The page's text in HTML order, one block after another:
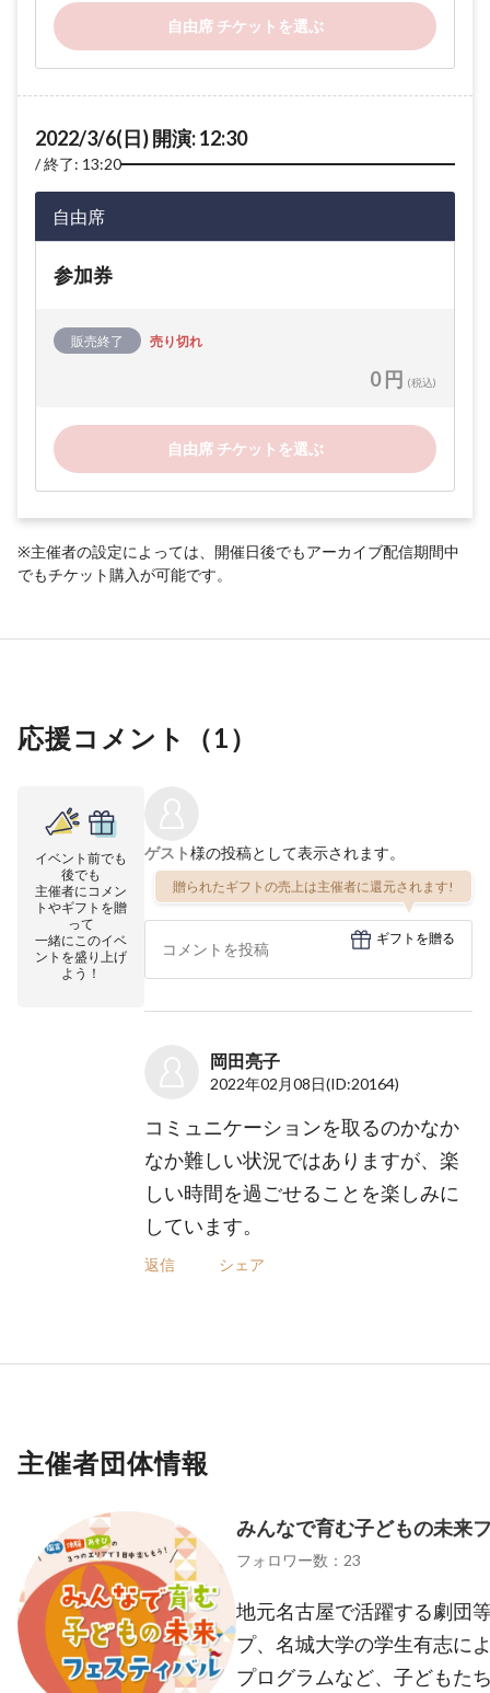
自由席 チケットを選ぶ
2022/3/6(日) 開演: 12:30
終了: 13:20
自由席
参加券
販売終了 売り切れ
0 円 (税込)
自由席 チケットを選ぶ
※主催者の設定によっては、開催日後でもアーカイブ配信期間中
でもチケット購入が可能です。
応援コメント（1）
イベント前でも
後でも
主催者にコメン
トやギフトを贈
って
一緒にこのイベ
ントを盛り上げ
よう！
ゲスト様の投稿として表示されます。
贈られたギフトの売上は主催者に還元されます!
ギフトを贈る
岡田亮子
2022年02月08日(ID:20164)
コミュニケーションを取るのかなか
なか難しい状況ではありますが、楽
しい時間を過ごせることを楽しみに
しています。
返信 シェア
主催者団体情報
みんなで育む子どもの未来
フォロワー数：23
地元名古屋で活躍する劇団
プ、名城大学の学生有志に
プログラムなど、子どもた